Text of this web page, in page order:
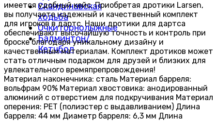
Скандинавская
ходьба
Очки горнолыжные
Бадминтон/
Кетчбол
имеется удобный кейс. Приобретая дротики Larsen,
вы получаете надежный и качественный комплект
для игроков в дартс. Наши дротики для дартса
обеспечивают высочайшую точность и контроль при
броске благодаря уникальному дизайну и
качественным материалам. Комплект дротиков может
стать отличным подарком для друзей и близких для
увлекательного времяпрепровождения!
Материал наконечника: сталь Материал барреля:
вольфрам 90% Материал хвостовика: анодированный
алюминий с отверстием для подкручивания Материал
оперения: PET (полиэстер с выдавливанием) Длина
барреля: 44 мм Диаметр барреля: 6,3 мм Длина